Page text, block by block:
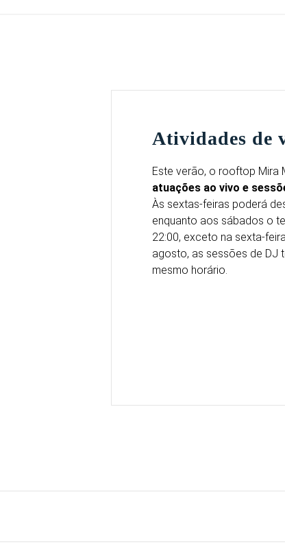
Atividades de
Este verão, o rooftop Mira
atuações ao vivo e
Às sextas-feiras poderá
enquanto aos sábados o
22:00, exceto na sexta-
agosto, as sessões de DJ
mesmo horário.